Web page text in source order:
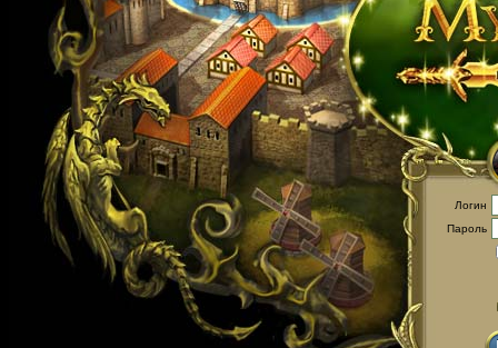
Логин
Пароль